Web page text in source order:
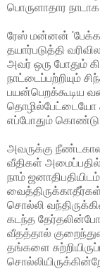
பொருளாதார நாடாக
ரேஸ் மன்னன்
தயார்படுத்தி
அவர் ஒரு போதும்
நாட்டைப்பற்றியும்
பயன்பெறக்கூடிய
தொழில்பேட்டையோ
எப்போதும்
அவருக்கு
வீதிகள்
நாம்
சொல்லி
கடந்த
வீதத்தால்
தங்களை